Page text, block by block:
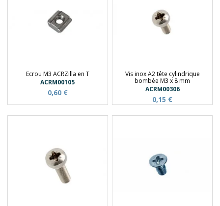
Ecrou M3 ACRZilla en T
ACRM00105
0,60 €
Vis inox A2 tête cylindrique
bombée M3 x 8 mm
ACRM00306
0,15 €